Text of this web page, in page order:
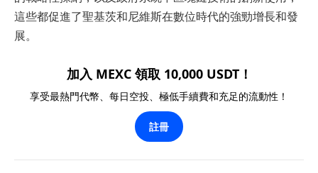
這些都促進了聖基茨和尼維斯在數位時代的強勁增長和發
展。
加入 MEXC 領取 10,000 USDT！
享受最熱門代幣、每日空投、極低手續費和充足的流動性！
註冊